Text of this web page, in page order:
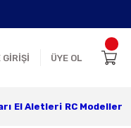
GİRİŞİ ÜYE OL
El Aletleri RC Modeller